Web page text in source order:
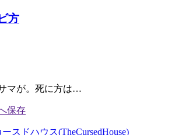
方
マが。死に方は…